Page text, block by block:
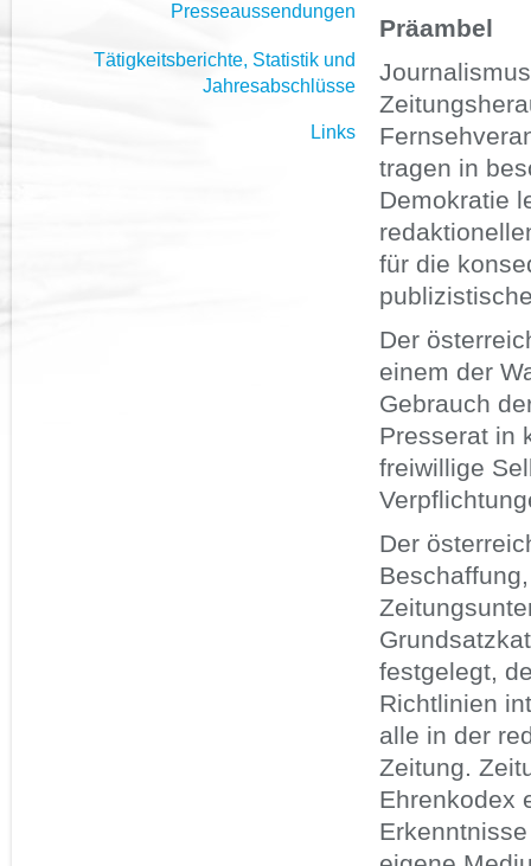
Presseaussendungen
Tätigkeitsberichte, Statistik und
Jahresabschlüsse
Links
Präambel
tragen in
Demokratie
für die
Der
einem der
Gebrauch
Presserat in
freiwillige
Der
festgelegt,
Richtlinien
alle in der
Zeitung.
Ehrenkodex